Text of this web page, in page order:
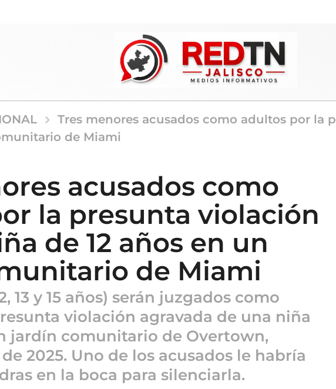
Tres menores acusados como adultos por la
de Miami
acusados como
la presunta violación
de 12 años en un
de Miami
13 y 15 años) serán juzgados como
violación agravada de una niña
jardín comunitario de Overtown,
2025. Uno de los acusados le habría
en la boca para silenciarla.